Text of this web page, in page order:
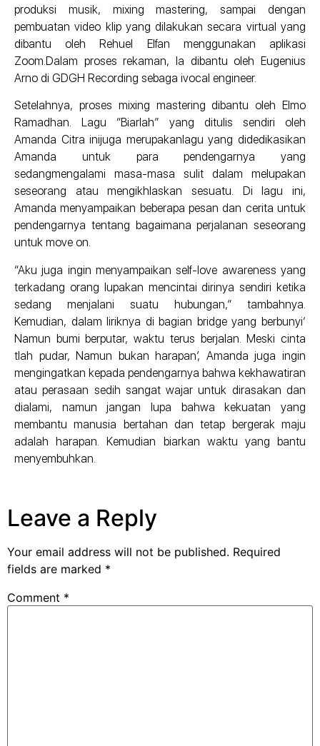
produksi musik, mixing mastering, sampai dengan
pembuatan video klip yang dilakukan secara virtual yang
dibantu oleh Rehuel Elfan menggunakan aplikasi
Zoom.Dalam proses rekaman, Ia dibantu oleh Eugenius
Arno di GDGH Recording sebaga ivocal engineer.
Setelahnya, proses mixing mastering dibantu oleh Elmo
Ramadhan. Lagu “Biarlah” yang ditulis sendiri oleh
Amanda Citra inijuga merupakanlagu yang didedikasikan
Amanda untuk para pendengarnya yang
sedangmengalami masa-masa sulit dalam melupakan
seseorang atau mengikhlaskan sesuatu. Di lagu ini,
Amanda menyampaikan beberapa pesan dan cerita untuk
pendengarnya tentang bagaimana perjalanan seseorang
untuk move on.
“Aku juga ingin menyampaikan self-love awareness yang
terkadang orang lupakan mencintai dirinya sendiri ketika
sedang menjalani suatu hubungan,” tambahnya.
Kemudian, dalam liriknya di bagian bridge yang berbunyi‘
Namun bumi berputar, waktu terus berjalan. Meski cinta
tlah pudar, Namun bukan harapan’, Amanda juga ingin
mengingatkan kepada pendengarnya bahwa kekhawatiran
atau perasaan sedih sangat wajar untuk dirasakan dan
dialami, namun jangan lupa bahwa kekuatan yang
membantu manusia bertahan dan tetap bergerak maju
adalah harapan. Kemudian biarkan waktu yang bantu
menyembuhkan.
Leave a Reply
Your email address will not be published. Required
fields are marked *
Comment *